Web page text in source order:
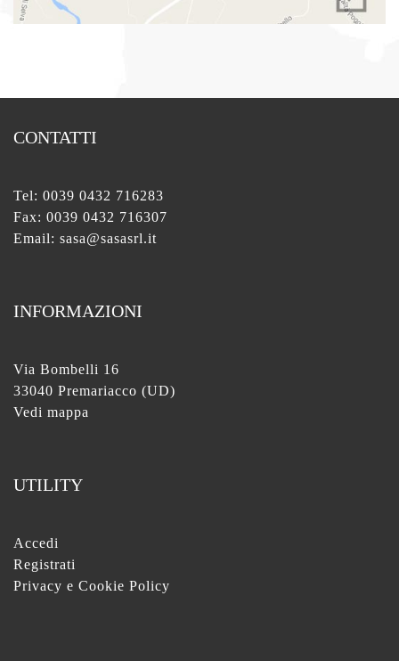
CONTATTI
Tel: 0039 0432 716283
Fax: 0039 0432 716307
Email: sasa@sasasrl.it
INFORMAZIONI
Via Bombelli 16
33040 Premariacco (UD)
Vedi mappa
UTILITY
Accedi
Registrati
Privacy e Cookie Policy